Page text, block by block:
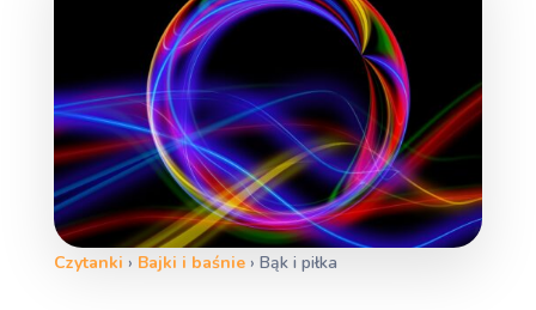
Czytanki › Bajki i baśnie› Bąk i piłka